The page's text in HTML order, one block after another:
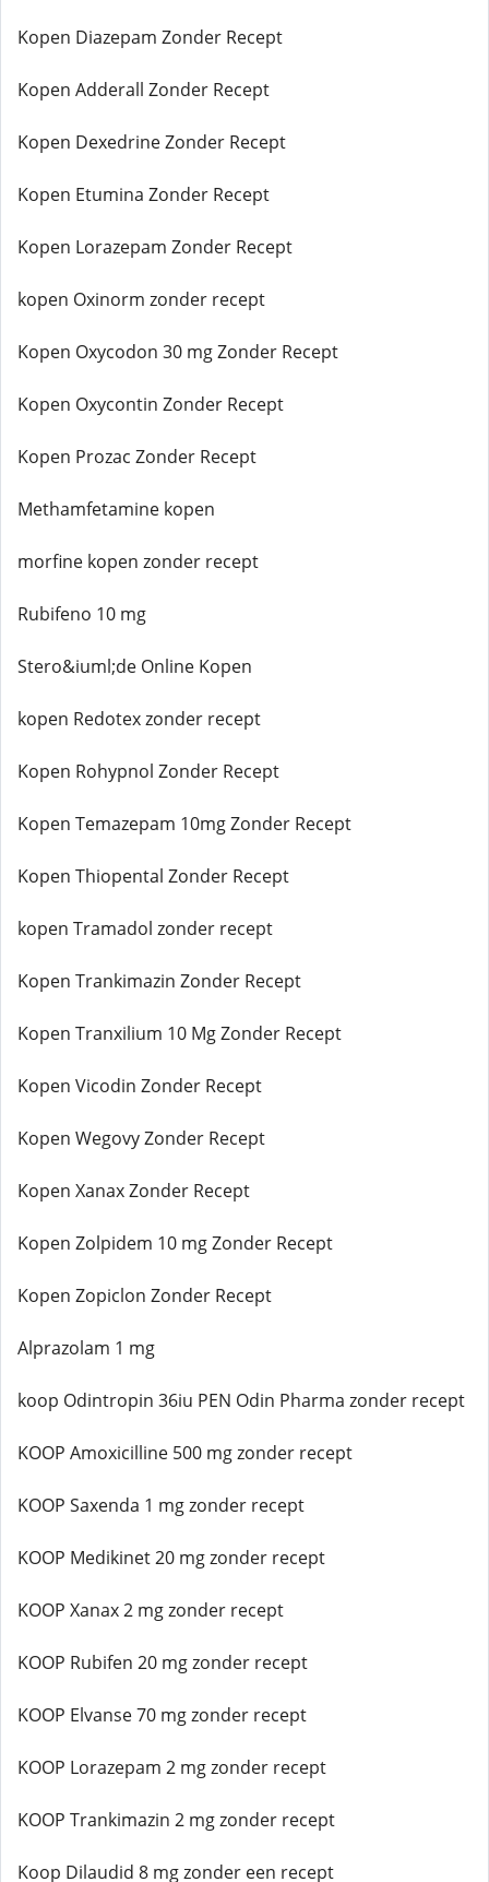
Kopen Diazepam Zonder Recept
Kopen Adderall Zonder Recept
Kopen Dexedrine Zonder Recept
Kopen Etumina Zonder Recept
Kopen Lorazepam Zonder Recept
kopen Oxinorm zonder recept
Kopen Oxycodon 30 mg Zonder Recept
Kopen Oxycontin Zonder Recept
Kopen Prozac Zonder Recept
Methamfetamine kopen
morfine kopen zonder recept
Rubifeno 10 mg
Stero&iuml;de Online Kopen
kopen Redotex zonder recept
Kopen Rohypnol Zonder Recept
Kopen Temazepam 10mg Zonder Recept
Kopen Thiopental Zonder Recept
kopen Tramadol zonder recept
Kopen Trankimazin Zonder Recept
Kopen Tranxilium 10 Mg Zonder Recept
Kopen Vicodin Zonder Recept
Kopen Wegovy Zonder Recept
Kopen Xanax Zonder Recept
Kopen Zolpidem 10 mg Zonder Recept
Kopen Zopiclon Zonder Recept
Alprazolam 1 mg
koop Odintropin 36iu PEN Odin Pharma zonder recept
KOOP Amoxicilline 500 mg zonder recept
KOOP Saxenda 1 mg zonder recept
KOOP Medikinet 20 mg zonder recept
KOOP Xanax 2 mg zonder recept
KOOP Rubifen 20 mg zonder recept
KOOP Elvanse 70 mg zonder recept
KOOP Lorazepam 2 mg zonder recept
KOOP Trankimazin 2 mg zonder recept
Koop Dilaudid 8 mg zonder een recept